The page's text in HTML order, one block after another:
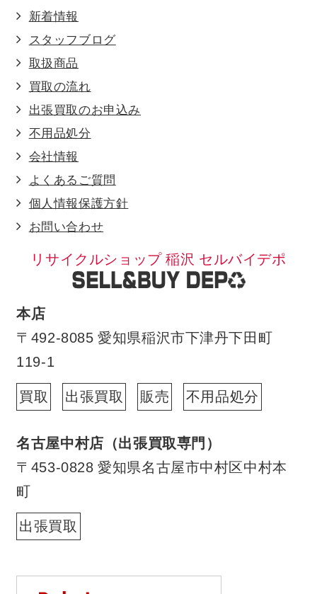
新着情報
スタッフブログ
取扱商品
買取の流れ
出張買取のお申込み
不用品処分
会社情報
よくあるご質問
個人情報保護方針
お問い合わせ
リサイクルショップ 稲沢 セルバイデポ
本店
〒492-8085 愛知県稲沢市下津丹下田町
119-1
買取 出張買取 販売 不用品処分
名古屋中村店（出張買取専門）
〒453-0828 愛知県名古屋市中村区中村本
町
出張買取